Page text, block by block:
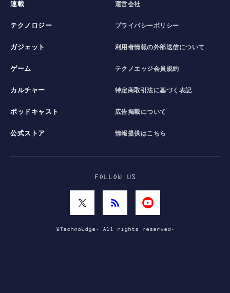
連載
テクノロジー
ガジェット
ゲーム
カルチャー
ポッドキャスト
公式ストア
運営会社
プライバシーポリシー
利用者情報の外部送信について
テクノエッジ会員規約
特定商取引法に基づく表記
広告掲載について
情報提供はこちら
FOLLOW US
©TechnoEdge. All rights reserved.